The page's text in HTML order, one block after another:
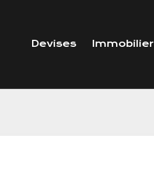
Devises Immobilier